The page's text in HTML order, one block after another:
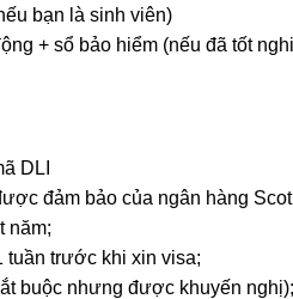
bạn là sinh viên)
+ sổ bảo hiểm (nếu đã tốt
DLI
đảm bảo của ngân hàng
năm;
tuần trước khi xin visa;
buộc nhưng được khuyến nghị);